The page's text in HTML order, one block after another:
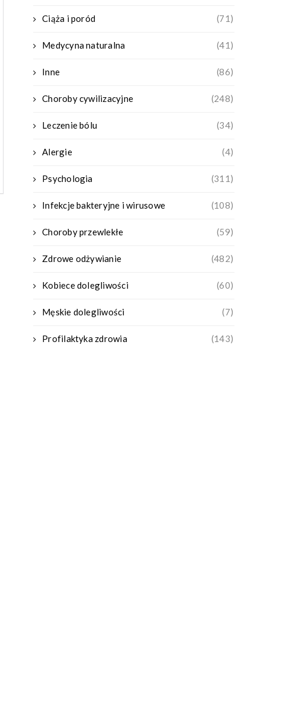
Ciąża i poród (71)
Medycyna naturalna (41)
Inne (86)
Choroby cywilizacyjne (248)
Leczenie bólu (34)
Alergie (4)
Psychologia (311)
Infekcje bakteryjne i wirusowe (108)
Choroby przewlekłe (59)
Zdrowe odżywianie (482)
Kobiece dolegliwości (60)
Męskie dolegliwości (7)
Profilaktyka zdrowia (143)